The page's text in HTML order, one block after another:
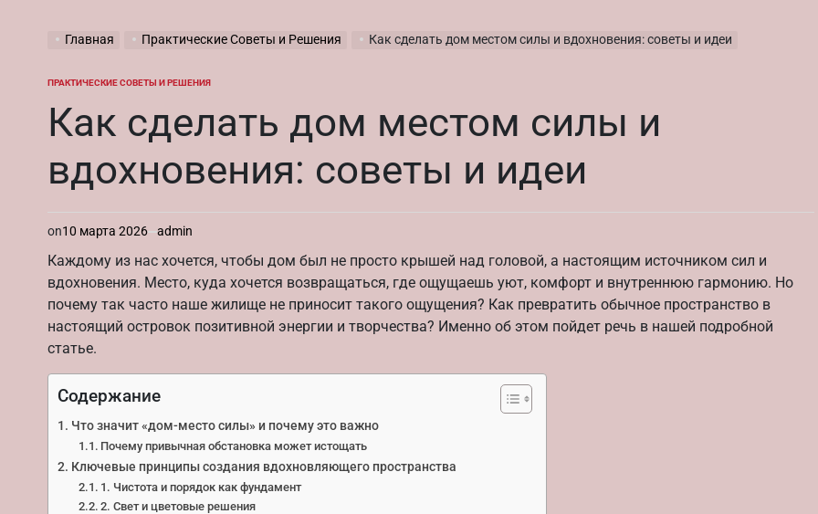
Главная Практические Советы и Решения Как сделать дом местом силы и вдохновения: советы и идеи
ОПУБЛИКОВАНО
ПРАКТИЧЕСКИЕ СОВЕТЫ И РЕШЕНИЯ
Как сделать дом местом силы и
вдохновения: советы и идеи
on10 марта 2026 admin
Каждому из нас хочется, чтобы дом был не просто крышей над головой, а настоящим источником сил и
вдохновения. Место, куда хочется возвращаться, где ощущаешь уют, комфорт и внутреннюю гармонию. Но
почему так часто наше жилище не приносит такого ощущения? Как превратить обычное пространство в
настоящий островок позитивной энергии и творчества? Именно об этом пойдет речь в нашей подробной
статье.
Содержание
Что значит «дом-место силы» и почему это важно
Почему привычная обстановка может истощать
Ключевые принципы создания вдохновляющего пространства
1. Чистота и порядок как фундамент
2. Свет и цветовые решения